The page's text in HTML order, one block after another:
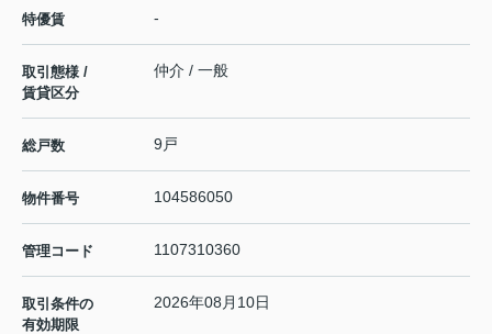
特優賃 -
取引態様 /
賃貸区分
仲介 / 一般
総戸数 9戸
物件番号 104586050
管理コード 1107310360
取引条件の
有効期限
2026年08月10日